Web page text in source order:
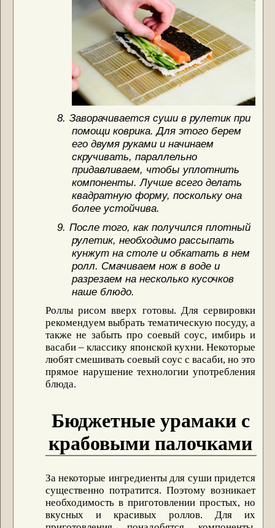
8. Заворачивается суши в рулетик при
помощи коврика. Для этого берем
его двумя руками и начинаем
скручивать, параллельно
придавливаем, чтобы уплотнить
компоненты. Лучше всего делать
квадратную форму, поскольку она
более устойчива.
9. После того, как получился плотный
рулетик, необходимо рассыпать
кунжут на столе и обкатать в нем
ролл. Смачиваем нож в воде и
разрезаем на несколько кусочков
наше блюдо.
Роллы рисом вверх готовы. Для сервировки
рекомендуем выбрать тематическую посуду, а
также не забыть про соевый соус, имбирь и
васаби – классику японской кухни. Некоторые
любят смешивать соевый соус с васаби, но это
прямое нарушение технологии употребления
блюда.
Бюджетные урамаки с
крабовыми палочками
За некоторые ингредиенты для суши придется
существенно потратится. Поэтому возникает
необходимость в приготовлении простых, но
вкусных и красивых роллов. Для их